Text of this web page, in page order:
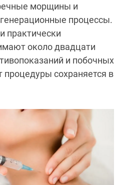
морщины и
процессы.
практически
около двадцати
и побочных
процедуры сохраняется в